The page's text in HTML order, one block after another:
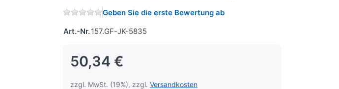
Geben Sie die erste Bewertung ab
Art.-Nr.157.GF-JK-5835
50,34 €
zzgl. MwSt. (19%), zzgl. Versandkosten